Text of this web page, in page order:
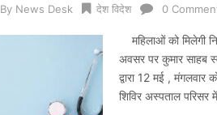
By News Desk देश विदेश 0
महिलाओं को मिलेगी
अवसर पर कुमार साहब
द्वारा 12 मई , मंगलवार
शिविर अस्पताल परिसर